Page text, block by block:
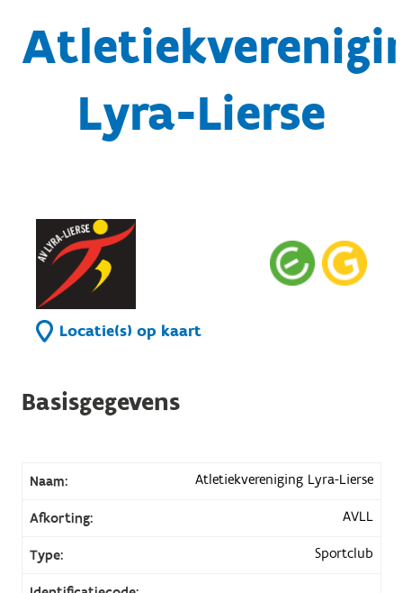
Lyra-Lierse
Locatie(s) op kaart
Basisgegevens
Naam: Atletiekvereniging Lyra-Lierse
Afkorting: AVLL
Type: Sportclub